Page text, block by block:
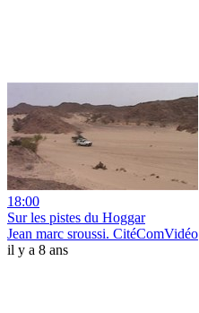
18:00
Sur les pistes du Hoggar
Jean marc sroussi. CitéComVidéo
il y a 8 ans